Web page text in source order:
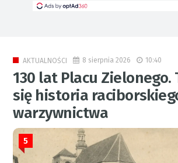
AKTUALNOŚCI 8 sierpnia 2026 10:40
130 lat Placu Zielonego.
się historia
warzywnictwa
5